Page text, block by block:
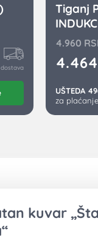
Tiganj
4.960
4.464
UŠTEDA
za
kuvar